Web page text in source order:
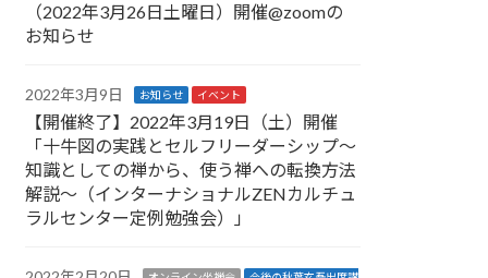
（2022年3月26日土曜日）開催@zoomの
お知らせ
2022年3月9日 お知らせ イベント
【開催終了】2022年3月19日（土）開催
「十牛図の実践とセルフリーダーシップ〜
知識としての禅から、使う禅への転換方法
解説〜（インターナショナルZENカルチュ
ラルセンター定例勉強会）」